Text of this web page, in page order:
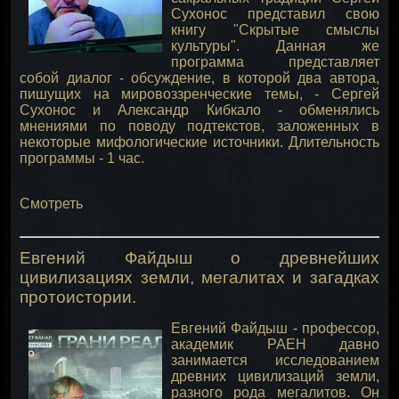
Сухонос представил свою
книгу "Скрытые смыслы
культуры". Данная же
программа представляет
собой диалог - обсуждение, в которой два автора,
пишущих на мировоззренческие темы, - Сергей
Сухонос и Александр Кибкало - обменялись
мнениями по поводу подтекстов, заложенных в
некоторые мифологические источники. Длительность
программы - 1 час.
Смотреть
Евгений Файдыш о древнейших
цивилизациях земли, мегалитах и загадках
протоистории.
Евгений Файдыш - профессор,
академик РАЕН давно
занимается исследованием
древних цивилизаций земли,
разного рода мегалитов. Он